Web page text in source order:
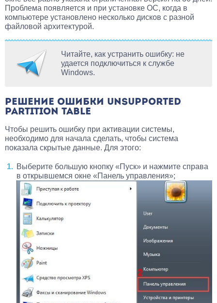
Проблема появляется и при установке ОС, когда в
компьютере установлено несколько дисков с разной
файловой архитектурой.
Читайте, как устранить ошибку: не
удается подключиться к службе
Windows.
РЕШЕНИЕ ОШИБКИ UNSUPPORTED
PARTITION TABLE
Чтобы решить ошибку при активации системы,
необходимо для начала сделать, чтобы система
показала скрытые данные. Для этого:
Выберите большую кнопку «Пуск» и нажмите справа
в открывшемся окне «Панель управления»;